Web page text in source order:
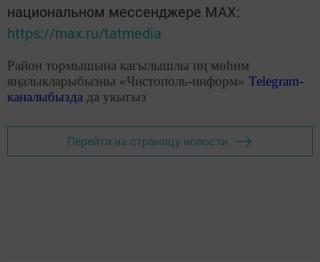
национальном мессенджере MАХ:
https://max.ru/tatmedia
Район тормышына кагылышлы иң мөһим
яңалыкларыбызны «Чистополь-информ» Telegram-
каналыбызда да укыгыз
Перейти на страницу новости